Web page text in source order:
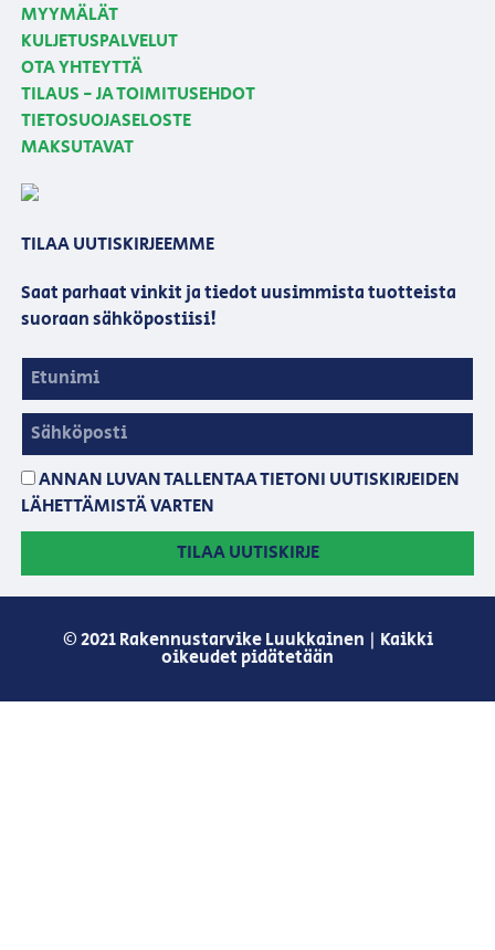
MYYMÄLÄT
KULJETUSPALVELUT
OTA YHTEYTTÄ
TILAUS - JA TOIMITUSEHDOT
TIETOSUOJASELOSTE
MAKSUTAVAT
TILAA UUTISKIRJEEMME
Saat parhaat vinkit ja tiedot uusimmista tuotteista
suoraan sähköpostiisi!
ANNAN LUVAN TALLENTAA TIETONI UUTISKIRJEIDEN
LÄHETTÄMISTÄ VARTEN
TILAA UUTISKIRJE
© 2021 Rakennustarvike Luukkainen | Kaikki
oikeudet pidätetään